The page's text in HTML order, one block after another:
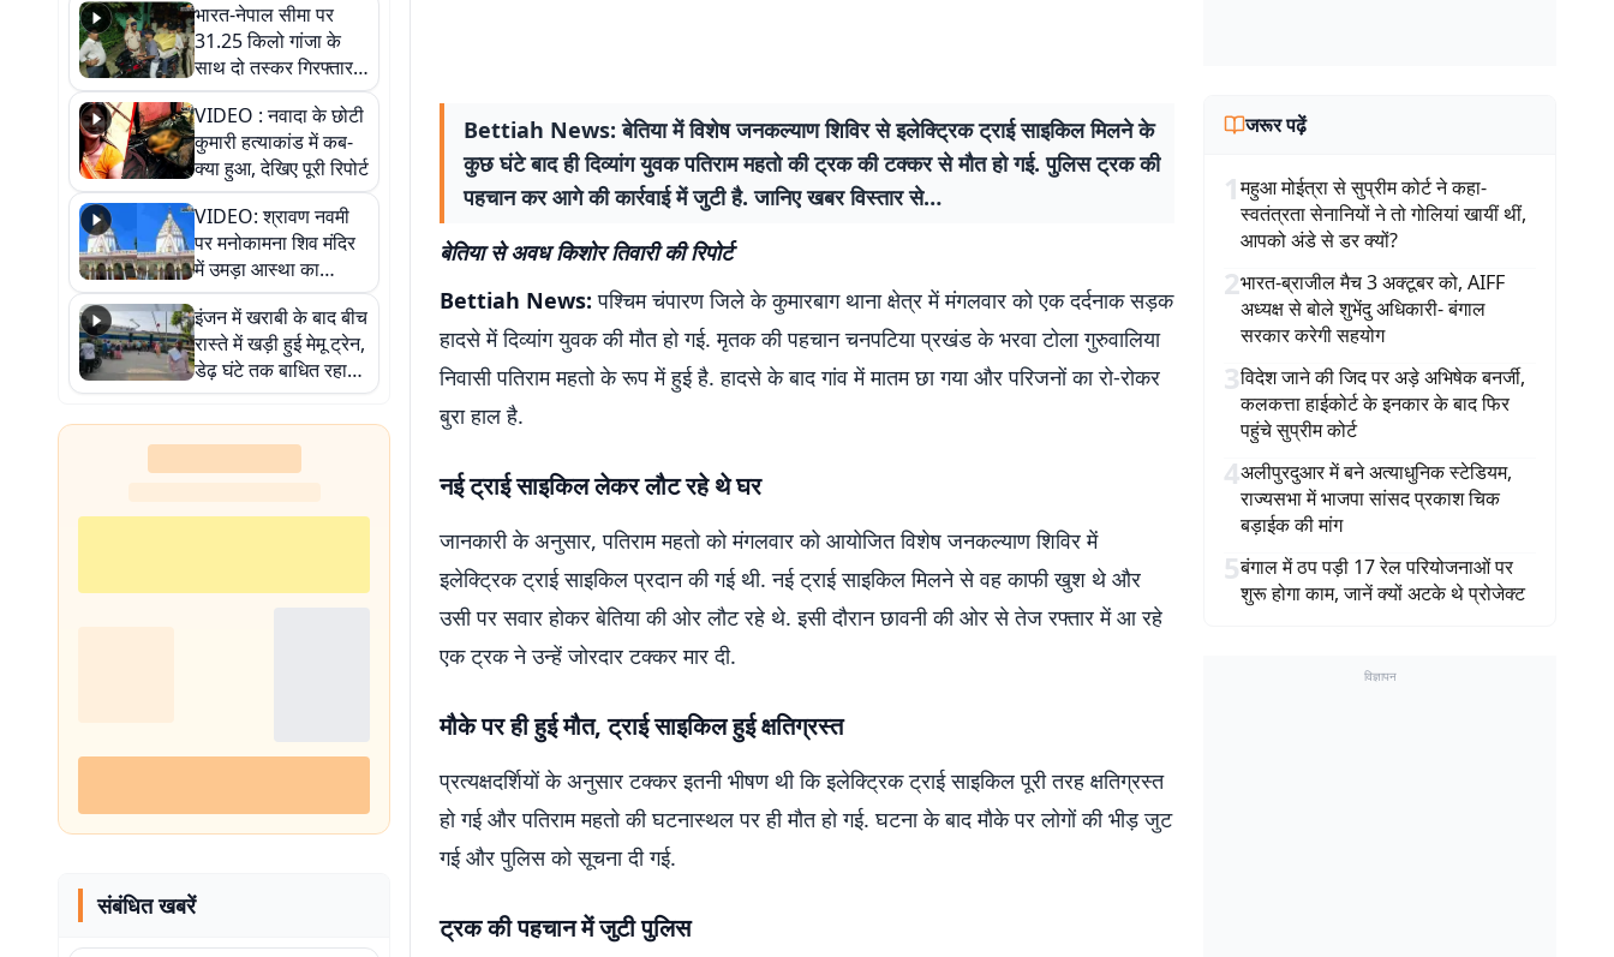
भारत-नेपाल सीमा पर
31.25 किलो गांजा के
साथ दो तस्कर गिरफ्तार,
नेपाली नंबर की बाइक
जब्त
VIDEO : नवादा के छोटी
कुमारी हत्याकांड में कब-
क्या हुआ, देखिए पूरी रिपोर्ट
VIDEO: श्रावण नवमी
पर मनोकामना शिव मंदिर
में उमड़ा आस्था का
सैलाब, हर-हर महादेव के
जयघोष से गूंजा परिसर
इंजन में खराबी के बाद बीच
रास्ते में खड़ी हुई मेमू ट्रेन,
डेढ़ घंटे तक बाधित रहा
आवागमन
संबंधित खबरें
Bettiah News: बेतिया में विशेष जनकल्याण शिविर से इलेक्ट्रिक ट्राई साइकिल मिलने के
कुछ घंटे बाद ही दिव्यांग युवक पतिराम महतो की ट्रक की टक्कर से मौत हो गई. पुलिस ट्रक की
पहचान कर आगे की कार्रवाई में जुटी है. जानिए खबर विस्तार से…
बेतिया से अवध किशोर तिवारी की रिपोर्ट
Bettiah News: पश्चिम चंपारण जिले के कुमारबाग थाना क्षेत्र में मंगलवार को एक दर्दनाक सड़क
हादसे में दिव्यांग युवक की मौत हो गई. मृतक की पहचान चनपटिया प्रखंड के भरवा टोला गुरुवालिया
निवासी पतिराम महतो के रूप में हुई है. हादसे के बाद गांव में मातम छा गया और परिजनों का रो-रोकर
बुरा हाल है.
नई ट्राई साइकिल लेकर लौट रहे थे घर
जानकारी के अनुसार, पतिराम महतो को मंगलवार को आयोजित विशेष जनकल्याण शिविर में
इलेक्ट्रिक ट्राई साइकिल प्रदान की गई थी. नई ट्राई साइकिल मिलने से वह काफी खुश थे और
उसी पर सवार होकर बेतिया की ओर लौट रहे थे. इसी दौरान छावनी की ओर से तेज रफ्तार में आ रहे
एक ट्रक ने उन्हें जोरदार टक्कर मार दी.
मौके पर ही हुई मौत, ट्राई साइकिल हुई क्षतिग्रस्त
प्रत्यक्षदर्शियों के अनुसार टक्कर इतनी भीषण थी कि इलेक्ट्रिक ट्राई साइकिल पूरी तरह क्षतिग्रस्त
हो गई और पतिराम महतो की घटनास्थल पर ही मौत हो गई. घटना के बाद मौके पर लोगों की भीड़ जुट
गई और पुलिस को सूचना दी गई.
ट्रक की पहचान में जुटी पुलिस
जरूर पढ़ें
1महुआ मोईत्रा से सुप्रीम कोर्ट ने कहा-
स्वतंत्रता सेनानियों ने तो गोलियां खायीं थीं,
आपको अंडे से डर क्यों?
2भारत-ब्राजील मैच 3 अक्टूबर को, AIFF
अध्यक्ष से बोले शुभेंदु अधिकारी- बंगाल
सरकार करेगी सहयोग
3विदेश जाने की जिद पर अड़े अभिषेक बनर्जी,
कलकत्ता हाईकोर्ट के इनकार के बाद फिर
पहुंचे सुप्रीम कोर्ट
4अलीपुरदुआर में बने अत्याधुनिक स्टेडियम,
राज्यसभा में भाजपा सांसद प्रकाश चिक
बड़ाईक की मांग
5बंगाल में ठप पड़ी 17 रेल परियोजनाओं पर
शुरू होगा काम, जानें क्यों अटके थे प्रोजेक्ट
विज्ञापन